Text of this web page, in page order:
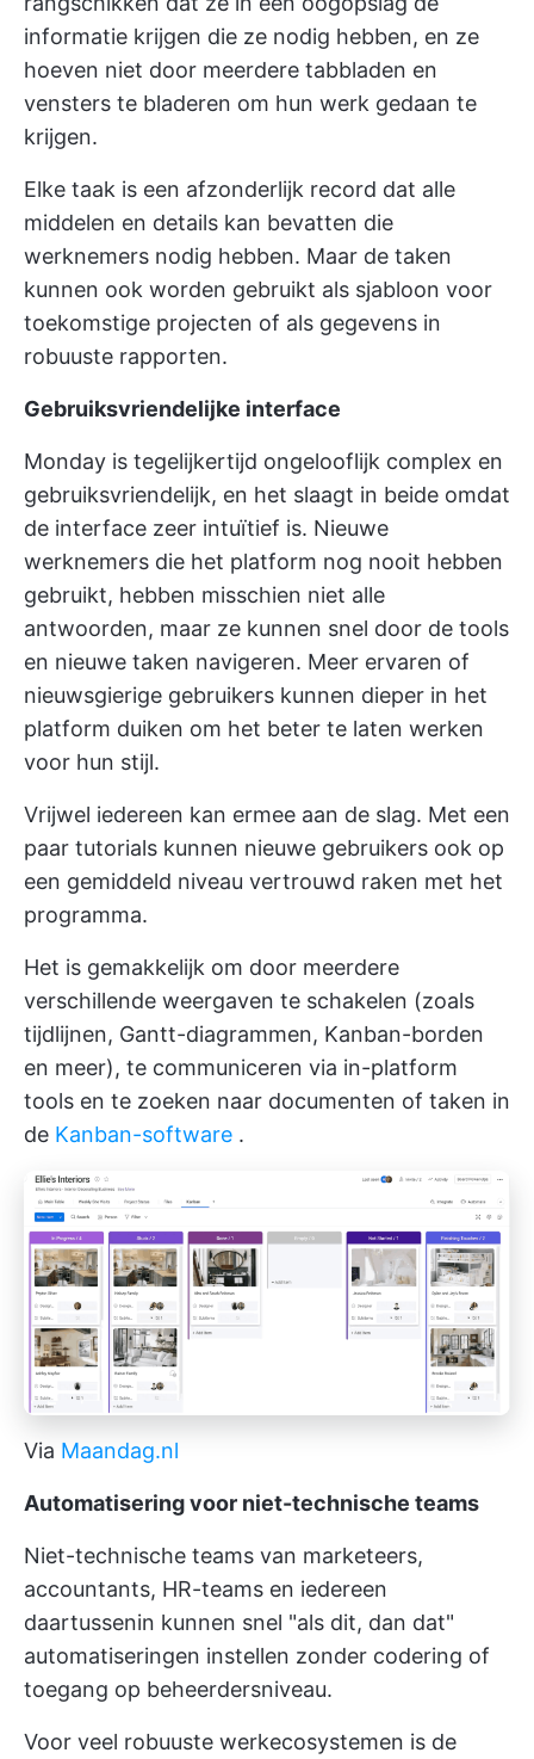
informatie krijgen die ze nodig hebben, en ze
hoeven niet door meerdere tabbladen en
vensters te bladeren om hun werk gedaan te
krijgen.
Elke taak is een afzonderlijk record dat alle
middelen en details kan bevatten die
werknemers nodig hebben. Maar de taken
kunnen ook worden gebruikt als sjabloon voor
toekomstige projecten of als gegevens in
robuuste rapporten.
Gebruiksvriendelijke interface
Monday is tegelijkertijd ongelooflijk complex en
gebruiksvriendelijk, en het slaagt in beide omdat
de interface zeer intuïtief is. Nieuwe
werknemers die het platform nog nooit hebben
gebruikt, hebben misschien niet alle
antwoorden, maar ze kunnen snel door de tools
en nieuwe taken navigeren. Meer ervaren of
nieuwsgierige gebruikers kunnen dieper in het
platform duiken om het beter te laten werken
voor hun stijl.
Vrijwel iedereen kan ermee aan de slag. Met een
paar tutorials kunnen nieuwe gebruikers ook op
een gemiddeld niveau vertrouwd raken met het
programma.
Het is gemakkelijk om door meerdere
verschillende weergaven te schakelen (zoals
tijdlijnen, Gantt-diagrammen, Kanban-borden
en meer), te communiceren via in-platform
tools en te zoeken naar documenten of taken in
de Kanban-software .
Via Maandag.nl
Automatisering voor niet-technische teams
Niet-technische teams van marketeers,
accountants, HR-teams en iedereen
daartussenin kunnen snel "als dit, dan dat"
automatiseringen instellen zonder codering of
toegang op beheerdersniveau.
Voor veel robuuste werkecosystemen is de